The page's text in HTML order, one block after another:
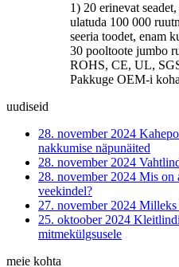
1) 20 erinevat
ulatuda 100 000
seeria toodet, enam
30 pooltoote jumbo
ROHS, CE, UL,
Pakkuge OEM-i
uudiseid
28. november 2024
nakkumise näpunäited
28. november 2024
28. november 2024 Mis on
veekindel?
27. november 2024 Milleks
25. oktoober 2024
mitmekülgsusele
meie kohta